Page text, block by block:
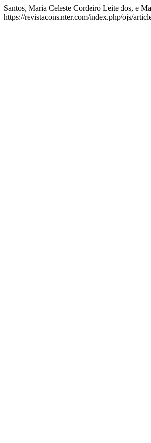
Santos, Maria Celeste Cordeiro Leite dos, e
https://revistaconsinter.com/index.php/ojs/